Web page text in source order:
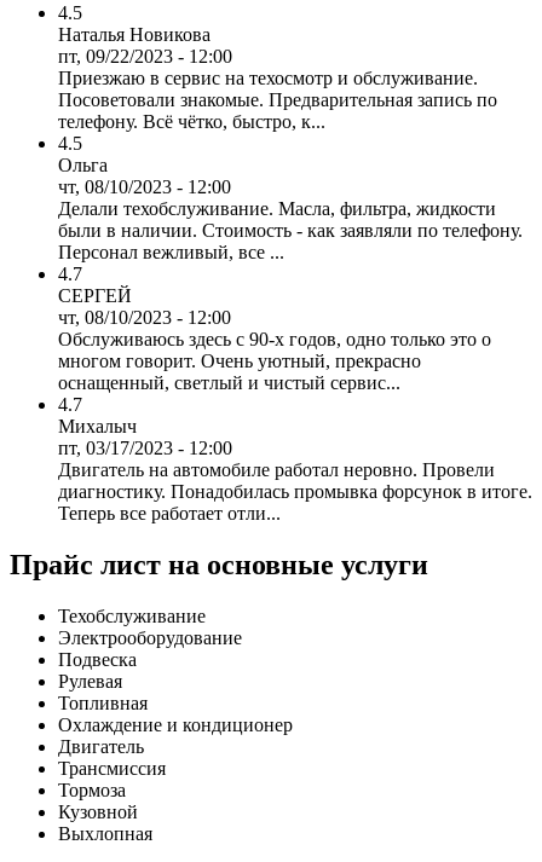
4.5
Наталья Новикова
пт, 09/22/2023 - 12:00
Приезжаю в сервис на техосмотр и обслуживание.
Посоветовали знакомые. Предварительная запись по
телефону. Всё чётко, быстро, к...
4.5
Ольга
чт, 08/10/2023 - 12:00
Делали техобслуживание. Масла, фильтра, жидкости
были в наличии. Стоимость - как заявляли по телефону.
Персонал вежливый, все ...
4.7
СЕРГЕЙ
чт, 08/10/2023 - 12:00
Обслуживаюсь здесь с 90-х годов, одно только это о
многом говорит. Очень уютный, прекрасно
оснащенный, светлый и чистый сервис...
4.7
Михалыч
пт, 03/17/2023 - 12:00
Двигатель на автомобиле работал неровно. Провели
диагностику. Понадобилась промывка форсунок в итоге.
Теперь все работает отли...
Прайс лист на основные услуги
Техобслуживание
Электрооборудование
Подвеска
Рулевая
Топливная
Охлаждение и кондиционер
Двигатель
Трансмиссия
Тормоза
Кузовной
Выхлопная